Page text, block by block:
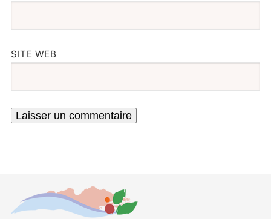
SITE WEB